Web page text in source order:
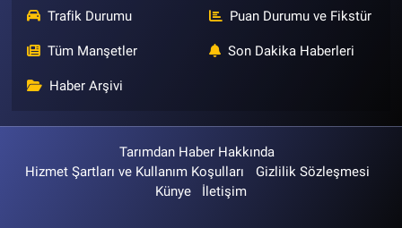
Trafik Durumu Puan Durumu ve Fikstür
Tüm Manşetler Son Dakika Haberleri
Haber Arşivi
Tarımdan Haber Hakkında
Hizmet Şartları ve Kullanım Koşulları
Gizlilik Sözleşmesi
Künye
İletişim